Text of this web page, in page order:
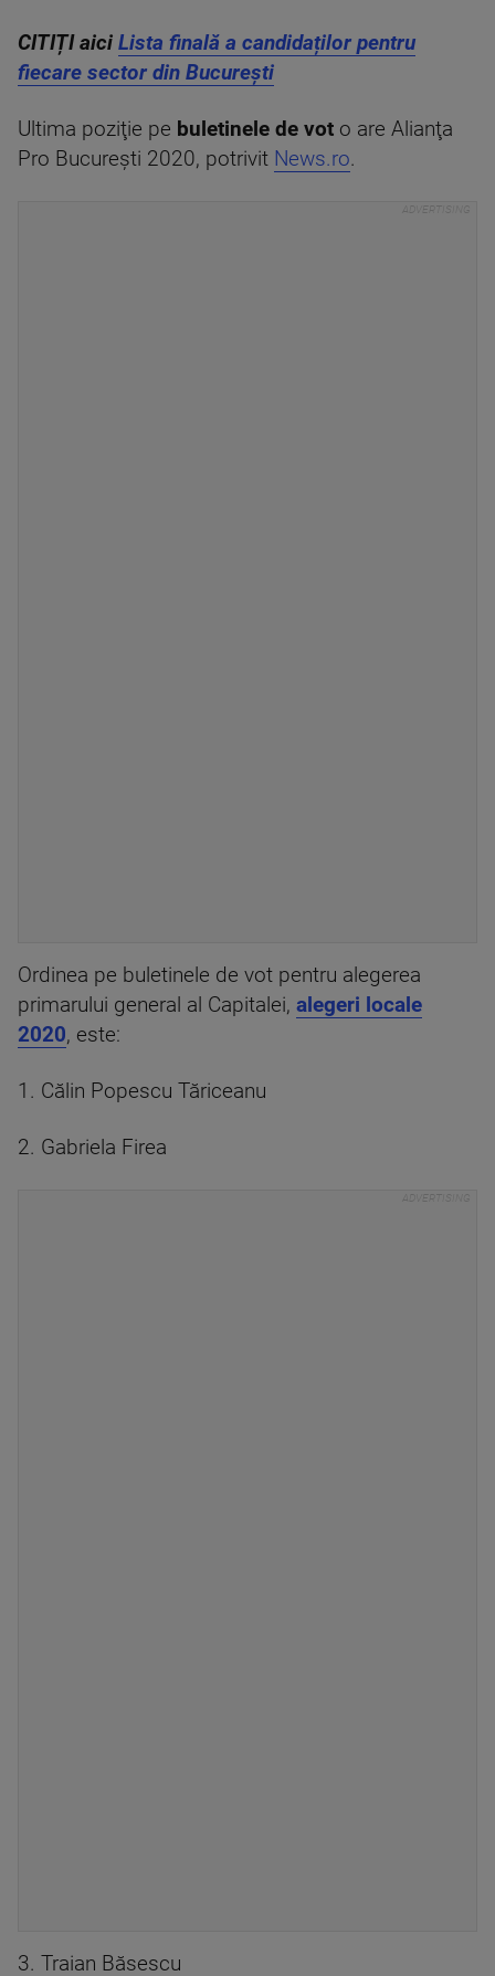
CITIȚI aici Lista finală a candidaților pentru
fiecare sector din București
Ultima poziţie pe buletinele de vot o are Alianţa
Pro Bucureşti 2020, potrivit News.ro.
Ordinea pe buletinele de vot pentru alegerea
primarului general al Capitalei, alegeri locale
2020, este:
1. Călin Popescu Tăriceanu
2. Gabriela Firea
3. Traian Băsescu